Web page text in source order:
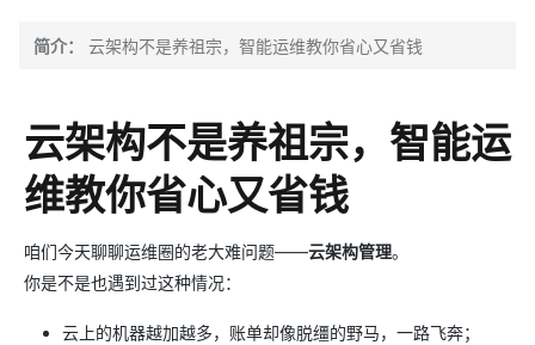
简介： 云架构不是养祖宗，智能运维教你省心又省钱
云架构不是养祖宗，智能运
维教你省心又省钱
咱们今天聊聊运维圈的老大难问题——云架构管理。
你是不是也遇到过这种情况：
云上的机器越加越多，账单却像脱缰的野马，一路飞奔；